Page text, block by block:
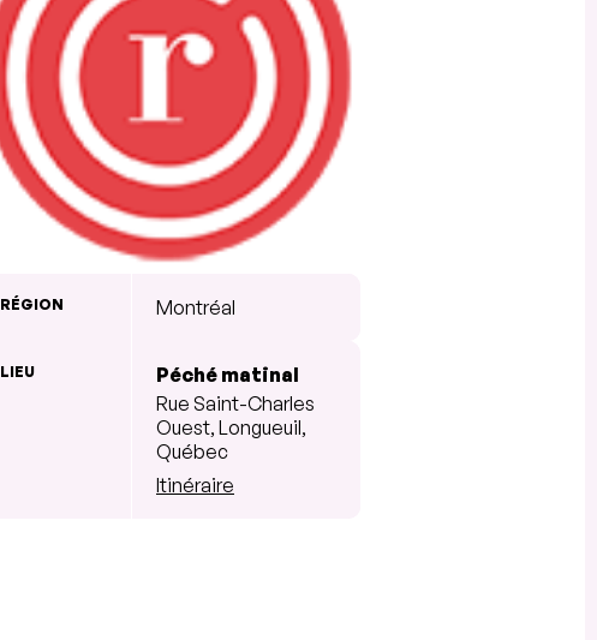
RÉGION Montréal
LIEU
Péché matinal
Rue Saint-Charles
Ouest, Longueuil,
Québec
Itinéraire